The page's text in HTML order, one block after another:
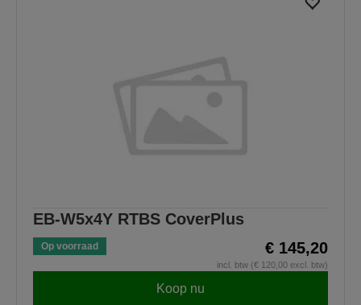
EB-W5x4Y RTBS CoverPlus
Op voorraad € 145,20
incl. btw (€ 120,00 excl. btw)
Koop nu